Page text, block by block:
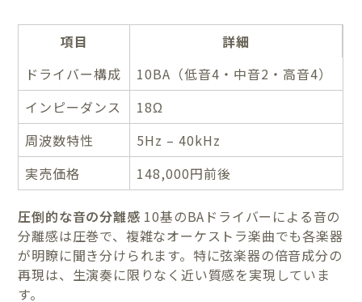
項目
詳細
ドライバー構成
10BA（低音4・中音2・高音4）
インピーダンス
18Ω
周波数特性
5Hz – 40kHz
実売価格
148,000円前後
圧倒的な音の分離感 10基のBAドライバーによる音の
分離感は圧巻で、複雑なオーケストラ楽曲でも各楽器
が明瞭に聞き分けられます。特に弦楽器の倍音成分の
再現は、生演奏に限りなく近い質感を実現していま
す。